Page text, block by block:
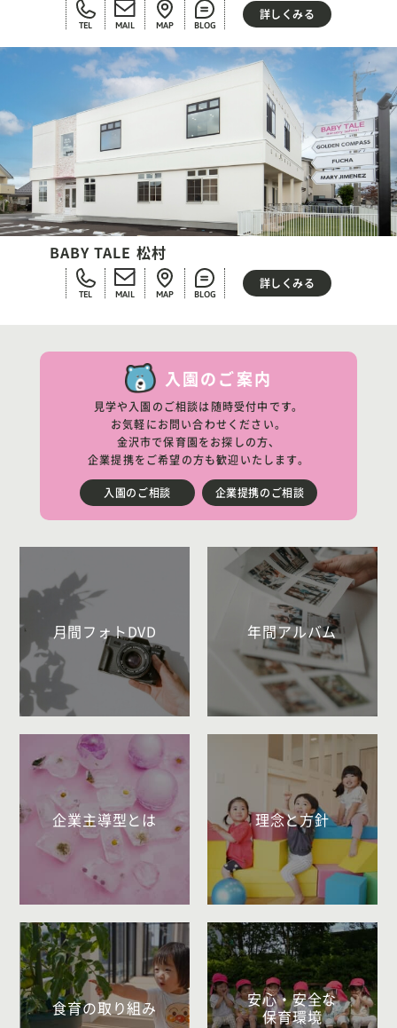
TEL MAIL MAP BLOG
詳しくみる
BABY TALE 松村
TEL MAIL MAP BLOG
詳しくみる
入園のご案内
見学や入園のご相談は随時受付中です。
お気軽にお問い合わせください。
金沢市で保育園をお探しの方、
企業提携をご希望の方も歓迎いたします。
入園のご相談 企業提携のご相談
月間フォトDVD 年間アルバム
企業主導型とは 理念と方針
食育の取り組み
安心・安全な
保育環境